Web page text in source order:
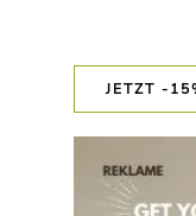
JETZT -